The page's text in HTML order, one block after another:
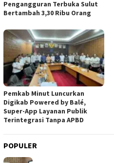
Pengangguran Terbuka Sulut
Bertambah 3,30 Ribu Orang
Pemkab Minut Luncurkan
Digikab Powered by Balé,
Super-App Layanan Publik
Terintegrasi Tanpa APBD
POPULER